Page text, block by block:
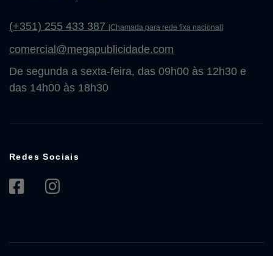
(+351) 255 433 387 [Chamada para rede fixa nacional]
comercial@megapublicidade.com
De segunda a sexta-feira, das 09h00 às 12h30 e
das 14h00 às 18h30
Redes Sociais